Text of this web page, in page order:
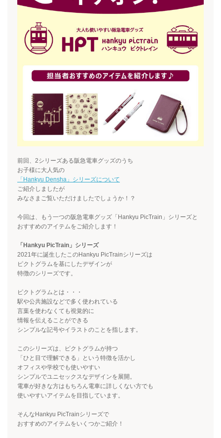
前回、 2シリーズある阪急電車グッズのうち
お子様に大人気の
「 Hankyu Densha 」シリーズについて
ご紹介しましたが
みなさまご覧いただけましたでしょうか！？
今回は、もう一つの阪急電車グッズ「 Hankyu PicTrain 」シリーズと
おすすめのアイテムをご紹介します！
「Hankyu PicTrain」シリーズ
2021年に誕生したこのHankyu PicTrainシリーズは
ピクトグラムを基にしたデザインが
特徴のシリーズです。
ピクトグラムとは・・・
駅や公共施設などで多く使われている
言葉を使わなくても視覚的に
情報を伝えることができる
シンプルな記号やイラストのことを指します。
このシリーズは、ピクトグラムが持つ
「ひと目で理解できる」という特徴を活かし
オフィスや学校でも使いやすい
シンプルでユニセックスなデザインを展開。
電車が好きな方はもちろん電車に詳しくない方でも
使いやすいアイテムを目指しています。
そんな Hankyu PicTrainシリーズで
おすすめのアイテムをいくつかご紹介！